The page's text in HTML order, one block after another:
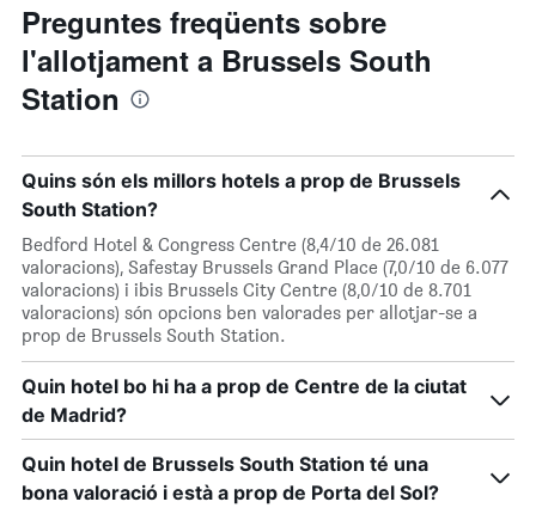
Preguntes freqüents sobre
l'allotjament a Brussels South
Station
Quins són els millors hotels a prop de Brussels
South Station?
Bedford Hotel & Congress Centre (8,4/10 de 26.081
valoracions), Safestay Brussels Grand Place (7,0/10 de 6.077
valoracions) i ibis Brussels City Centre (8,0/10 de 8.701
valoracions) són opcions ben valorades per allotjar-se a
prop de Brussels South Station.
Quin hotel bo hi ha a prop de Centre de la ciutat
de Madrid?
Quin hotel de Brussels South Station té una
bona valoració i està a prop de Porta del Sol?